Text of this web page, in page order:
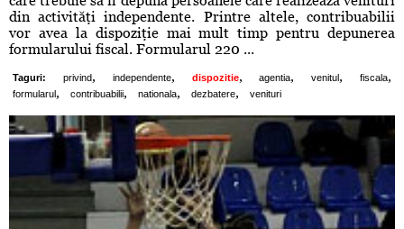
din activităţi independente. Printre altele, contribuabilii
vor avea la dispoziţie mai mult timp pentru depunerea
formularului fiscal. Formularul 220 ...
Taguri: privind, independente, dispozitie, agentia, venitul , fiscala,
formularul , contribuabilii, nationala, dezbatere, venituri